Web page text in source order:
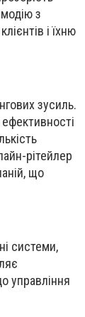
з
і їхню
зусиль.
рітейлер
що
системи,
управління